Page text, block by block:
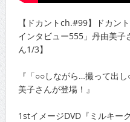
【ドカントch.#99】ドカン
インタビュー555」丹由美子
ん1/3】
『「○○しながら…撮って出
美子さんが登場！』
1stイメージDVD『ミルキー